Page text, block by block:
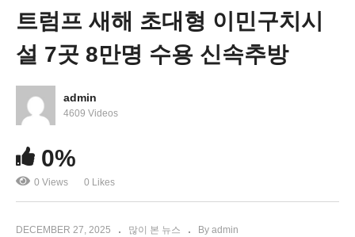
국 ‘2400명 체포, 20만 출두통보’
트럼프 새해 초대형 이민구치시
설 7곳 8만명 수용 신속추방
admin
4609 Videos
0%
0 Views 0 Likes
DECEMBER 27, 2025 많이 본 뉴스 By admin